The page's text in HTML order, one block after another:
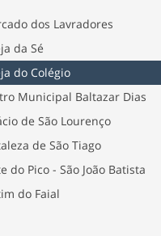
dos Lavradores
da Sé
do Colégio
Municipal Baltazar Dias
de São Lourenço
de São Tiago
do Pico - São João Batista
do Faial